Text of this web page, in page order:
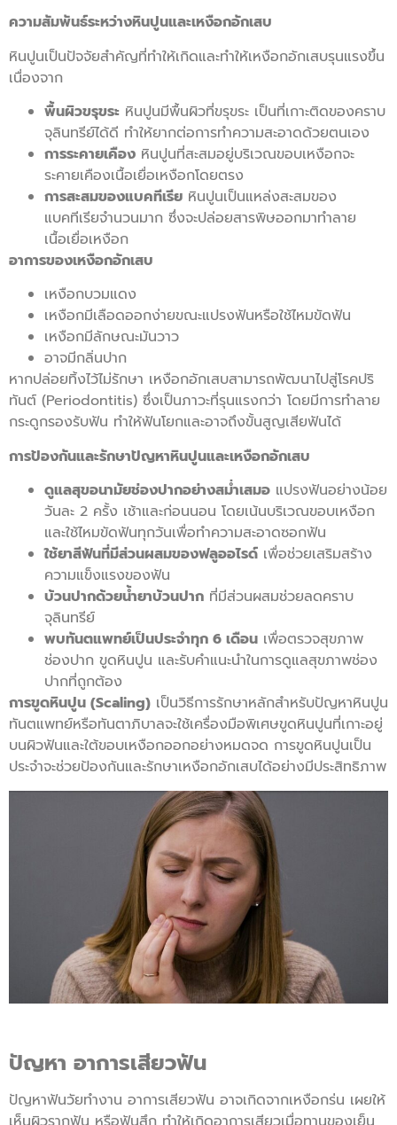
ความสัมพันธ์ระหว่างหินปูนและเหงือกอักเสบ
หินปูนเป็นปัจจัยสำคัญที่ทำให้เกิดและทำให้เหงือกอักเสบรุนแรงขึ้น
เนื่องจาก
พื้นผิวขรุขระ หินปูนมีพื้นผิวที่ขรุขระ เป็นที่เกาะติดของคราบ
จุลินทรีย์ได้ดี ทำให้ยากต่อการทำความสะอาดด้วยตนเอง
การระคายเคือง หินปูนที่สะสมอยู่บริเวณขอบเหงือกจะ
ระคายเคืองเนื้อเยื่อเหงือกโดยตรง
การสะสมของแบคทีเรีย หินปูนเป็นแหล่งสะสมของ
แบคทีเรียจำนวนมาก ซึ่งจะปล่อยสารพิษออกมาทำลาย
เนื้อเยื่อเหงือก
อาการของเหงือกอักเสบ
เหงือกบวมแดง
เหงือกมีเลือดออกง่ายขณะแปรงฟันหรือใช้ไหมขัดฟัน
เหงือกมีลักษณะมันวาว
อาจมีกลิ่นปาก
หากปล่อยทิ้งไว้ไม่รักษา เหงือกอักเสบสามารถพัฒนาไปสู่โรคปริ
ทันต์ (Periodontitis) ซึ่งเป็นภาวะที่รุนแรงกว่า โดยมีการทำลาย
กระดูกรองรับฟัน ทำให้ฟันโยกและอาจถึงขั้นสูญเสียฟันได้
การป้องกันและรักษาปัญหาหินปูนและเหงือกอักเสบ
ดูแลสุขอนามัยช่องปากอย่างสม่ำเสมอ แปรงฟันอย่างน้อย
วันละ 2 ครั้ง เช้าและก่อนนอน โดยเน้นบริเวณขอบเหงือก
และใช้ไหมขัดฟันทุกวันเพื่อทำความสะอาดซอกฟัน
ใช้ยาสีฟันที่มีส่วนผสมของฟลูออไรด์ เพื่อช่วยเสริมสร้าง
ความแข็งแรงของฟัน
บ้วนปากด้วยน้ำยาบ้วนปาก ที่มีส่วนผสมช่วยลดคราบ
จุลินทรีย์
พบทันตแพทย์เป็นประจำทุก 6 เดือน เพื่อตรวจสุขภาพ
ช่องปาก ขูดหินปูน และรับคำแนะนำในการดูแลสุขภาพช่อง
ปากที่ถูกต้อง
การขูดหินปูน (Scaling) เป็นวิธีการรักษาหลักสำหรับปัญหาหินปูน
ทันตแพทย์หรือทันตาภิบาลจะใช้เครื่องมือพิเศษขูดหินปูนที่เกาะอยู่
บนผิวฟันและใต้ขอบเหงือกออกอย่างหมดจด การขูดหินปูนเป็น
ประจำจะช่วยป้องกันและรักษาเหงือกอักเสบได้อย่างมีประสิทธิภาพ
ปัญหา อาการเสียวฟัน
ปัญหาฟันวัยทำงาน อาการเสียวฟัน อาจเกิดจากเหงือกร่น เผยให้